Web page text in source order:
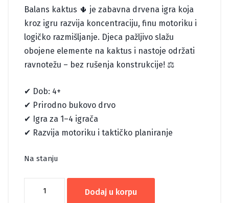
Balans kaktus 🌵 je zabavna drvena igra koja
kroz igru razvija koncentraciju, finu motoriku i
logičko razmišljanje. Djeca pažljivo slažu
obojene elemente na kaktus i nastoje održati
ravnotežu – bez rušenja konstrukcije! ⚖️
✔ Dob: 4+
✔ Prirodno bukovo drvo
✔ Igra za 1–4 igrača
✔ Razvija motoriku i taktičko planiranje
Na stanju
Dodaj u korpu